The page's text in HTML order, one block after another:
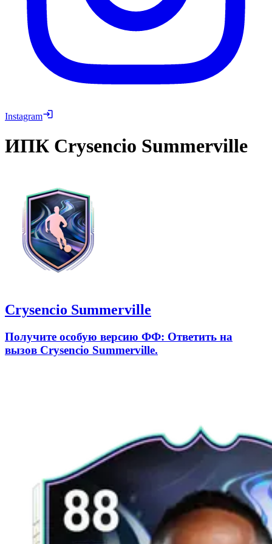
Instagram
ИПК Crysencio Summerville
Crysencio Summerville
Получите особую версию ФФ: Ответить на
вызов Crysencio Summerville.